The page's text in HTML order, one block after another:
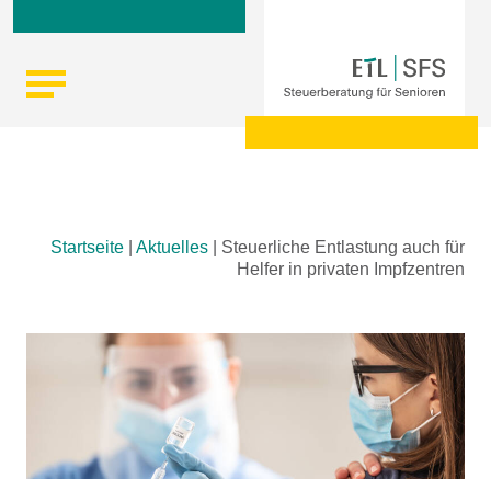
Startseite Aktuelles
Steuerliche Entlastung auch für
Helfer in privaten Impfzentren